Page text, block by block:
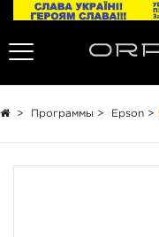
> Программы > Epson >